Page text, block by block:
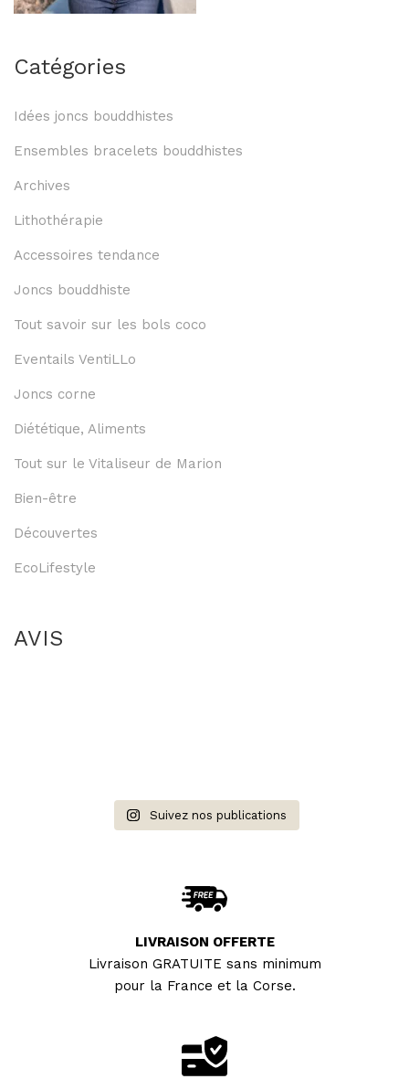
Catégories
Idées joncs bouddhistes
Ensembles bracelets bouddhistes
Archives
Lithothérapie
Accessoires tendance
Joncs bouddhiste
Tout savoir sur les bols coco
Eventails VentiLLo
Joncs corne
Diététique, Aliments
Tout sur le Vitaliseur de Marion
Bien-être
Découvertes
EcoLifestyle
AVIS
Suivez nos publications
LIVRAISON OFFERTE
Livraison GRATUITE sans minimum
pour la France et la Corse.